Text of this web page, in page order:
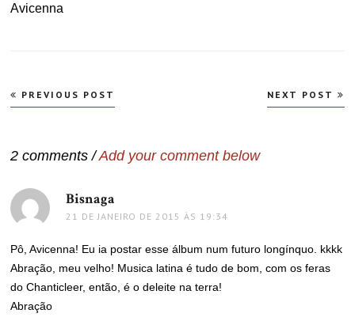
Avicenna
Navegação
de
PREVIOUS POST NEXT POST
2 comments /Add your comment below
Bisnaga
21 DE JANEIRO DE 2015 ÀS 19:34
Pô, Avicenna! Eu ia postar esse álbum num futuro longínquo. kkkk
Abração, meu velho! Musica latina é tudo de bom, com os feras
do Chanticleer, então, é o deleite na terra!
Abração